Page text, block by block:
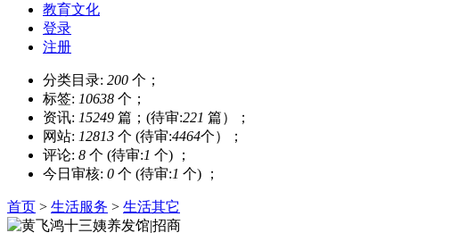
教育文化
登录
注册
分类目录: 200 个；
标签: 10638 个；
资讯: 15249 篇；(待审:221 篇）；
网站: 12813 个 (待审:4464个）；
评论: 8 个 (待审:1 个) ；
今日审核: 0 个 (待审:1 个) ；
首页 > 生活服务 > 生活其它